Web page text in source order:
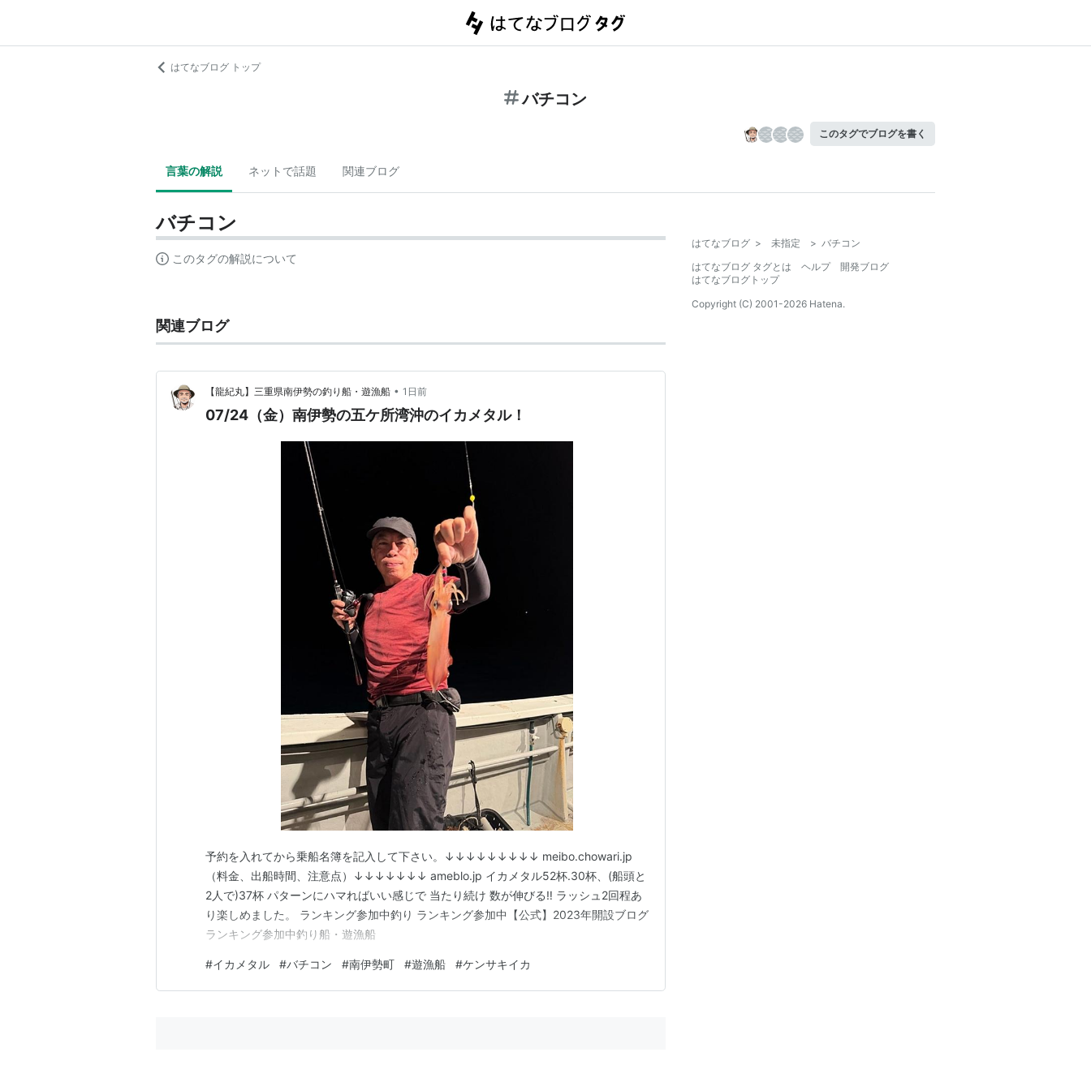
はてなブログ トップ
バチコン
このタグでブログを書く
言葉の解説 ネットで話題 関連ブログ
バチコン
このタグの解説について
関連ブログ
【龍紀丸】三重県南伊勢の釣り船・遊漁船 • 1日前
07/24（金）南伊勢の五ケ所湾沖のイカメタル！
予約を入れてから乗船名簿を記入して下さい。↓↓↓↓↓↓↓↓↓ meibo.chowari.jp
（料金、出船時間、注意点）↓↓↓↓↓↓↓ ameblo.jp イカメタル52杯.30杯、(船頭と
2人で)37杯 パターンにハマればいい感じで 当たり続け 数が伸びる‼️ ラッシュ2回程あ
り楽しめました。 ランキング参加中釣り ランキング参加中【公式】2023年開設ブログ
ランキング参加中釣り船・遊漁船
#イカメタル #バチコン #南伊勢町 #遊漁船 #ケンサキイカ
はてなブログ > 未指定 > バチコン
はてなブログ タグとは
ヘルプ
開発ブログ
はてなブログトップ
Copyright (C) 2001-2026 Hatena.